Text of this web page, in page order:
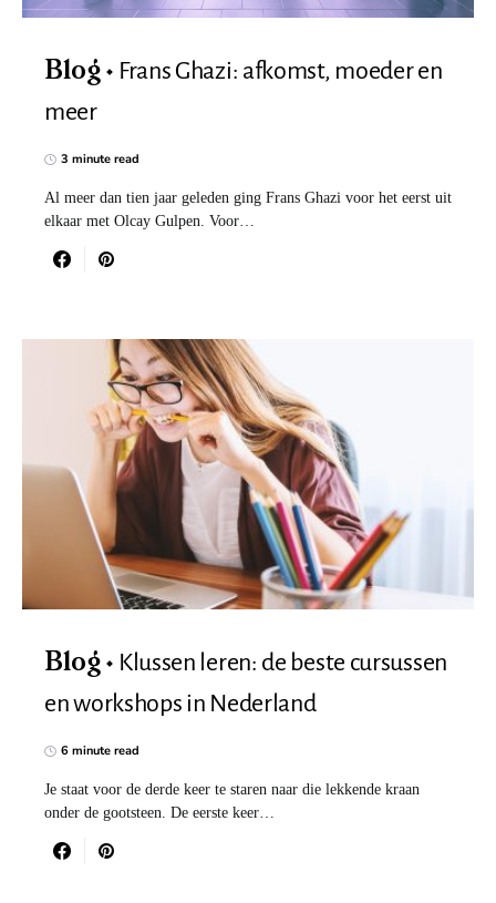
Blog
Frans Ghazi: afkomst, moeder en
meer
3 minute read
Al meer dan tien jaar geleden ging Frans Ghazi voor het eerst uit
elkaar met Olcay Gulpen. Voor…
Blog
Klussen leren: de beste cursussen
en workshops in Nederland
6 minute read
Je staat voor de derde keer te staren naar die lekkende kraan
onder de gootsteen. De eerste keer…